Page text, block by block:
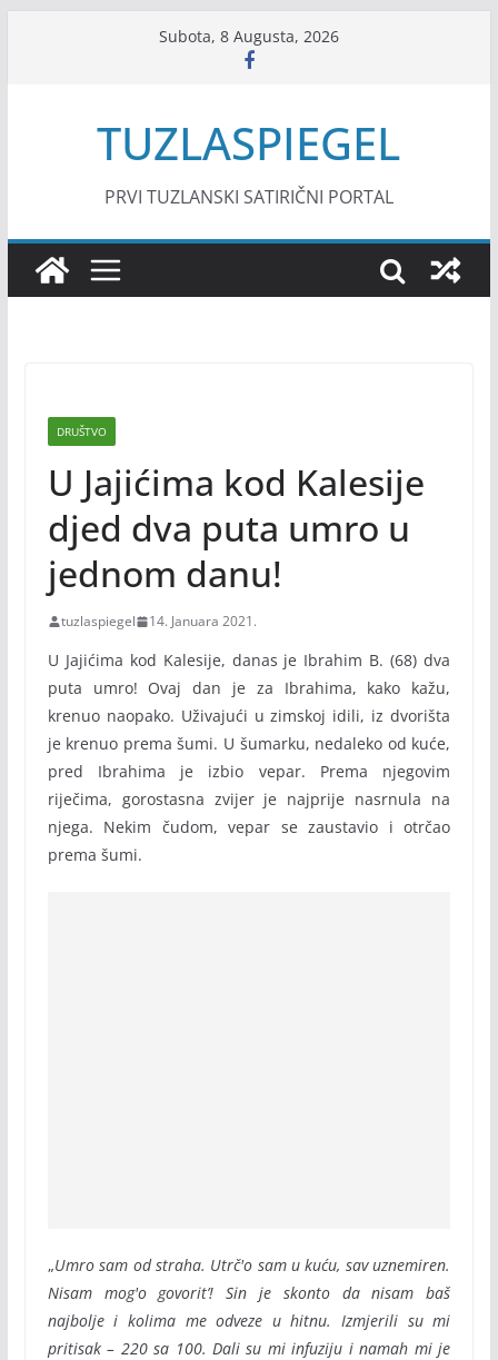
Subota, 8 Augusta, 2026
TUZLASPIEGEL
PRVI TUZLANSKI SATIRIČNI PORTAL
DRUŠTVO
U Jajićima kod Kalesije
djed dva puta umro u
jednom danu!
tuzlaspiegel 14. Januara 2021.
U Jajićima kod Kalesije, danas je Ibrahim B. (68) dva
puta umro! Ovaj dan je za Ibrahima, kako kažu,
krenuo naopako. Uživajući u zimskoj idili, iz dvorišta
je krenuo prema šumi. U šumarku, nedaleko od kuće,
pred Ibrahima je izbio vepar. Prema njegovim
riječima, gorostasna zvijer je najprije nasrnula na
njega. Nekim čudom, vepar se zaustavio i otrčao
prema šumi.
„Umro sam od straha. Utrč'o sam u kuću, sav uznemiren.
Nisam mog'o govorit’! Sin je skonto da nisam baš
najbolje i kolima me odveze u hitnu. Izmjerili su mi
pritisak – 220 sa 100. Dali su mi infuziju i namah mi je